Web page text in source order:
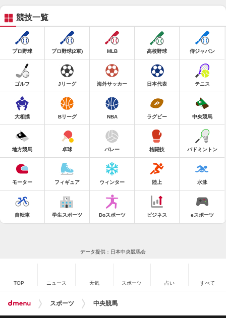
競技一覧
プロ野球 プロ野球(2軍) MLB 高校野球 侍ジャパン
ゴルフ Jリーグ 海外サッカー 日本代表 テニス
大相撲 Bリーグ NBA ラグビー 中央競馬
地方競馬 卓球 バレー 格闘技 バドミントン
モーター フィギュア ウィンター 陸上 水泳
自転車 学生スポーツ Doスポーツ ビジネス eスポーツ
データ提供：日本中央競馬会
TOP ニュース 天気 スポーツ 占い すべて
スポーツ 中央競馬